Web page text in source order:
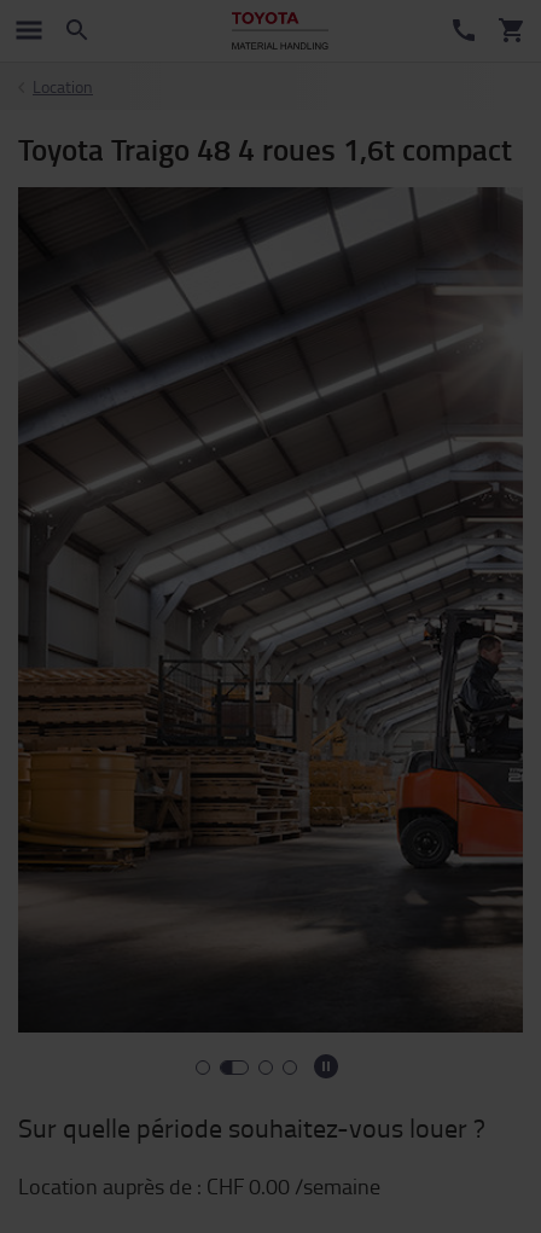
Location
Toyota Traigo 48 4 roues 1,6t compact
Sur quelle période souhaitez-vous louer ?
Location auprès de : CHF 0.00 /semaine